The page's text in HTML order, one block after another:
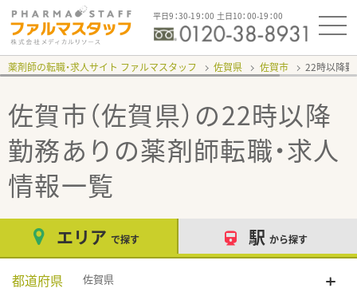
平日9：30-19：00 土日10：00-19：00
薬剤師の転職・求人サイト ファルマスタッフ 佐賀県 佐賀市 22時以降
佐賀市（佐賀県）の22時以降
勤務あり の薬剤師転職・求人
情報一覧
エリア で探す 駅 から探す
都道府県 佐賀県